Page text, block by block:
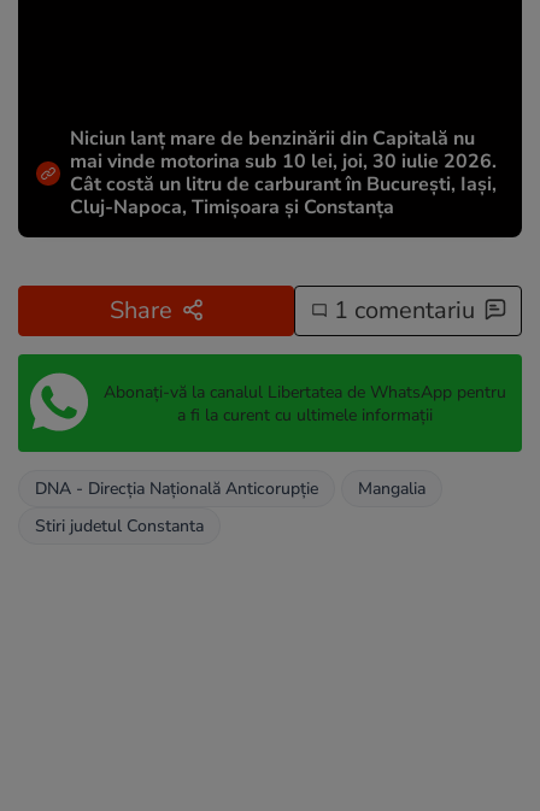
Niciun lanț mare de benzinării din Capitală nu
mai vinde motorina sub 10 lei, joi, 30 iulie 2026.
Cât costă un litru de carburant în București, Iași,
Cluj-Napoca, Timișoara și Constanța
Share 1 comentariu
Abonați-vă la canalul Libertatea de WhatsApp pentru
a fi la curent cu ultimele informații
DNA - Direcția Națională Anticorupție
Mangalia
Stiri judetul Constanta